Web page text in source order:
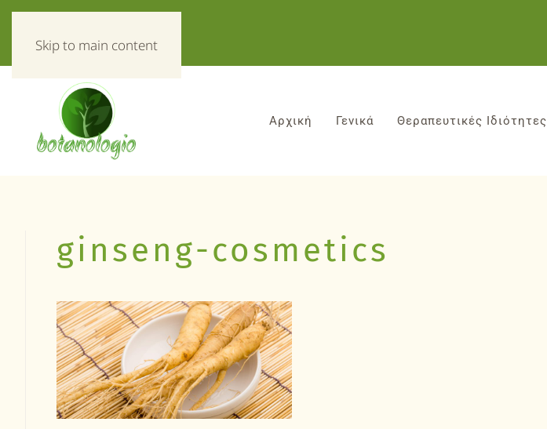
Skip to main content
Αρχική Γενικά Θεραπευτικές Ιδιότητες
ginseng-cosmetics